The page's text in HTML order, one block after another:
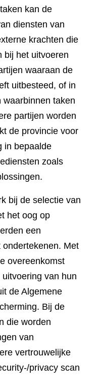
kan de
diensten van
krachten die
bij het uitvoeren
waaraan de
uitbesteed, of in
taken
partijen worden
de provincie voor
in bepaalde
zoals
bij de selectie van
het oog op
een
Met
overeenkomst
van hun
de Algemene
Bij de
die worden
van
vertrouwelijke
privacy scan